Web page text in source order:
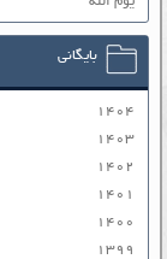
بایگانی
۱۴۰۴
۱۴۰۳
۱۴۰۲
۱۴۰۱
۱۴۰۰
۱۳۹۹